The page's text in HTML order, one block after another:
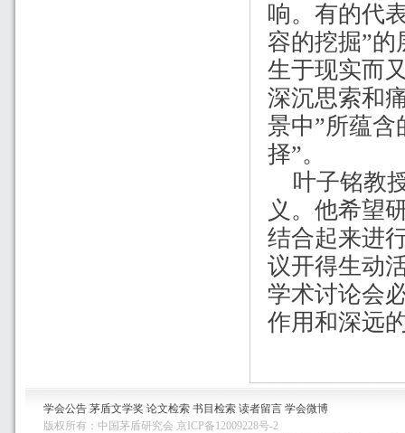
响。有的代
容的挖掘”
生于现实而
深沉思索和
景中”所蕴
择”。
叶子铭教
义。他希望
结合起来进
议开得生动
学术讨论会
作用和深远
学会公告 茅盾文学奖 论文检索 书目检索 读者留言 学会微博
版权所有：中国茅盾研究会 京ICP备12009228号-2